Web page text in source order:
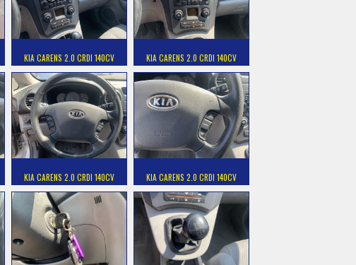
KIA CARENS 2.0 CRDI 140CV KIA CARENS 2.0 CRDI 140CV
KIA CARENS 2.0 CRDI 140CV KIA CARENS 2.0 CRDI 140CV